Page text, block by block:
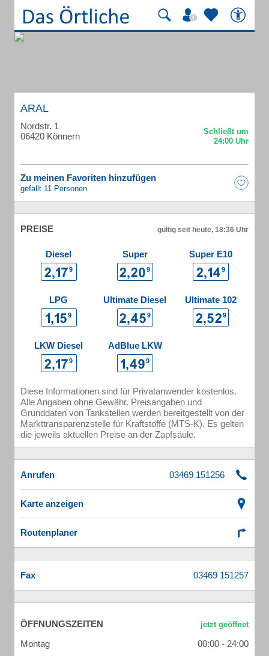
ARAL
Nordstr. 1
06420 Könnern
Zu meinen Favoriten hinzufügen
gefällt 11 Personen
PREISE gültig seit heute, 18:36 Uhr
Diesel Super Super E10
LPG Ultimate Diesel Ultimate 102
LKW Diesel AdBlue LKW
Diese Informationen sind für Privatanwender kostenlos.
Alle Angaben ohne Gewähr. Preisangaben und
Grunddaten von Tankstellen werden bereitgestellt von der
Markttransparenzstelle für Kraftstoffe (MTS-K). Es gelten
die jeweils aktuellen Preise an der Zapfsäule.
Anrufen
Karte anzeigen
Routenplaner
Fax
ÖFFNUNGSZEITEN
Montag
00:00 - 24:00